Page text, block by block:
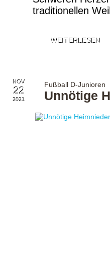
traditionellen
WEITERLESEN
NOV
22
2021
Fußball D-Junioren
Unnötige